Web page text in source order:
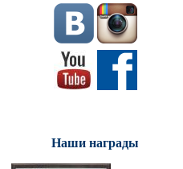
Наши награды